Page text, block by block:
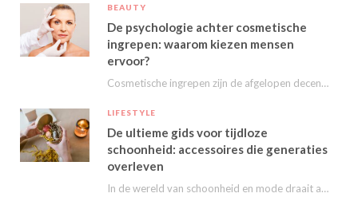
BEAUTY
De psychologie achter cosmetische
ingrepen: waarom kiezen mensen
ervoor?
Cosmetische ingrepen zijn de afgelopen decennia steeds populairder geworden. Van kleine behandelingen zoals fillers en…
LIFESTYLE
De ultieme gids voor tijdloze
schoonheid: accessoires die generaties
overleven
In de wereld van schoonheid en mode draait alles om het uitstralen van je persoonlijke…